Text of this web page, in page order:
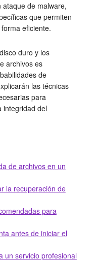
de malware,
que permiten
eficiente.
duro y los
archivos es
de
las técnicas
para
integridad del
de archivos en un
la recuperación de
para
antes de iniciar el
un servicio profesional